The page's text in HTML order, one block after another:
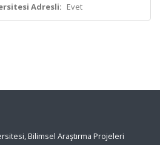
Adresli: Evet
Bilimsel Araştırma Projeleri